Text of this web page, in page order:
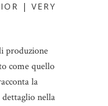
| VERY
produzione
come quello
la
nella